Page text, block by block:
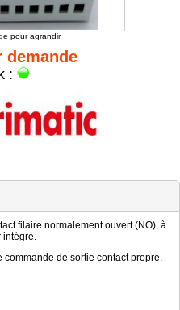
pour agrandir
demande
:
filaire normalement ouvert (NO), à
de sortie contact propre.